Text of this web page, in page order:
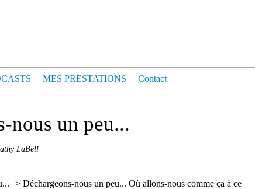
MES PRESTATIONS Contact
nous un peu...
LaBell
> Déchargeons-nous un peu... Où allons-nous comme ça à ce